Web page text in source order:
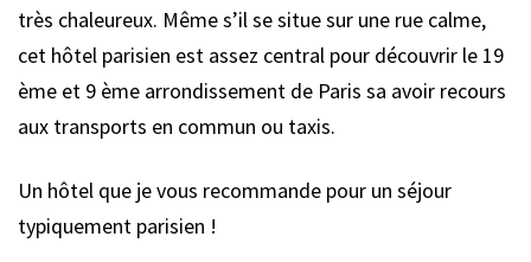
très chaleureux. Même s’il se situe sur une rue calme,
cet hôtel parisien est assez central pour découvrir le 19
ème et 9 ème arrondissement de Paris sa avoir recours
aux transports en commun ou taxis.
Un hôtel que je vous recommande pour un séjour
typiquement parisien !